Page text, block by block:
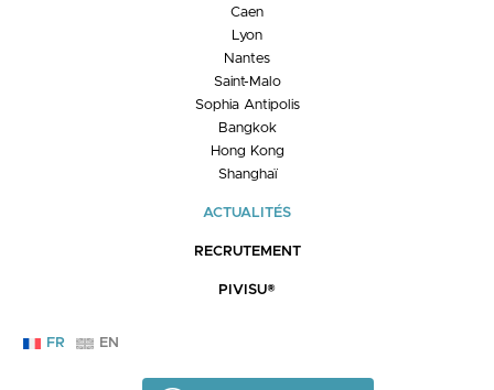
Caen
Lyon
Nantes
Saint-Malo
Sophia Antipolis
Bangkok
Hong Kong
Shanghaï
ACTUALITÉS
RECRUTEMENT
PIVISU®
FR EN